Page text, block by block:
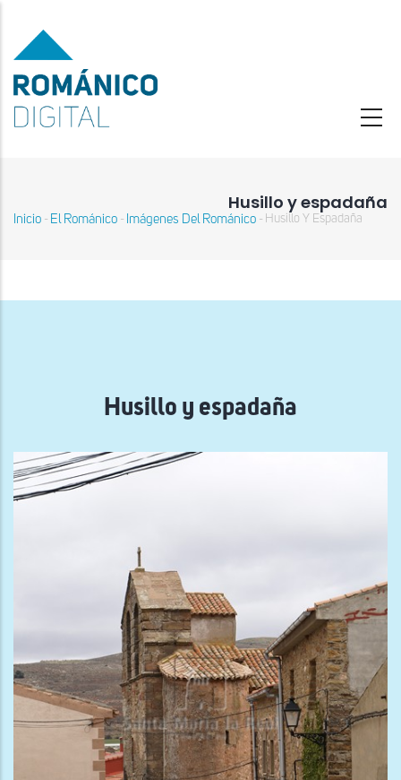
contenido
principal
Husillo y espadaña
Sobrescribir
navegación
Inicio - El Románico - Imágenes Del Románico - Husillo Y Espadaña
Husillo y espadaña